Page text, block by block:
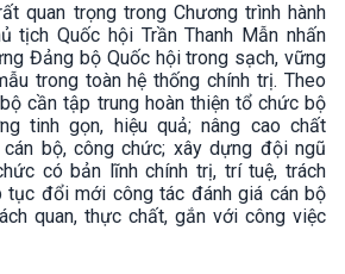
quan trọng trong Chương trình hành
tịch Quốc hội Trần Thanh Mẫn nhấn
Đảng bộ Quốc hội trong sạch, vững
trong toàn hệ thống chính trị. Theo
cần tập trung hoàn thiện tổ chức bộ
tinh gọn, hiệu quả; nâng cao chất
bộ, công chức; xây dựng đội ngũ
có bản lĩnh chính trị, trí tuệ, trách
tục đổi mới công tác đánh giá cán bộ
quan, thực chất, gắn với công việc